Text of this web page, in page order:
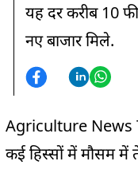
यह दर करीब 10
नए बाजार मिले.
Agriculture News
कई हिस्‍सों में मौसम में